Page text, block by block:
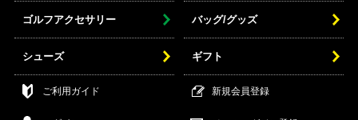
ゴルフアクセサリー バッグ/グッズ
シューズ ギフト
ご利用ガイド 新規会員登録